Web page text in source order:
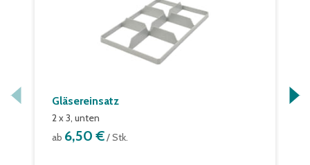
Gläsereinsatz
2 x 3, unten
ab 6,50 €/ Stk.